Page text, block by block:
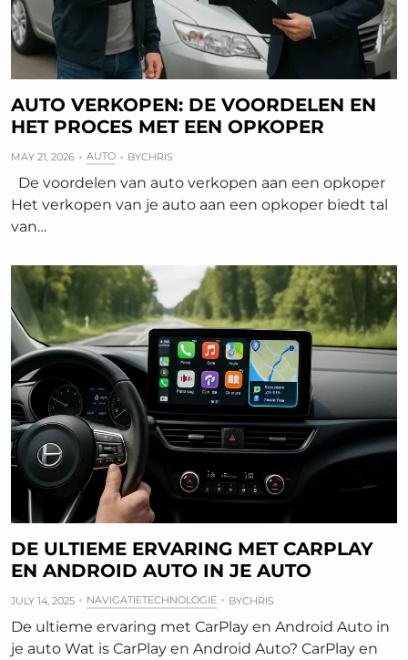
AUTO VERKOPEN: DE VOORDELEN EN
HET PROCES MET EEN OPKOPER
MAY 21, 2026 AUTO BYCHRIS
De voordelen van auto verkopen aan een opkoper
Het verkopen van je auto aan een opkoper biedt tal
van…
DE ULTIEME ERVARING MET CARPLAY
EN ANDROID AUTO IN JE AUTO
JULY 14, 2025 NAVIGATIETECHNOLOGIE BYCHRIS
De ultieme ervaring met CarPlay en Android Auto in
je auto Wat is CarPlay en Android Auto? CarPlay en